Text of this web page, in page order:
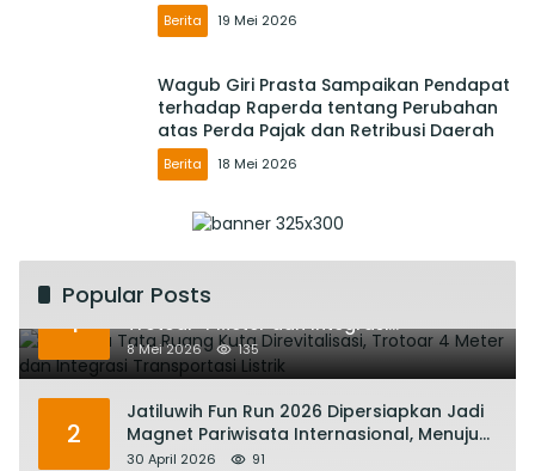
Berita 19 Mei 2026
Wagub Giri Prasta Sampaikan Pendapat
terhadap Raperda tentang Perubahan
atas Perda Pajak dan Retribusi Daerah
Berita 18 Mei 2026
Popular Posts
1
Rencana Tata Ruang Kuta Direvitalisasi,
Trotoar 4 Meter dan Integrasi
Transportasi Listrik
8 Mei 2026 135
2
Jatiluwih Fun Run 2026 Dipersiapkan Jadi
Magnet Pariwisata Internasional, Menuju
Satu Abad Pariwisata Bali
30 April 2026 91